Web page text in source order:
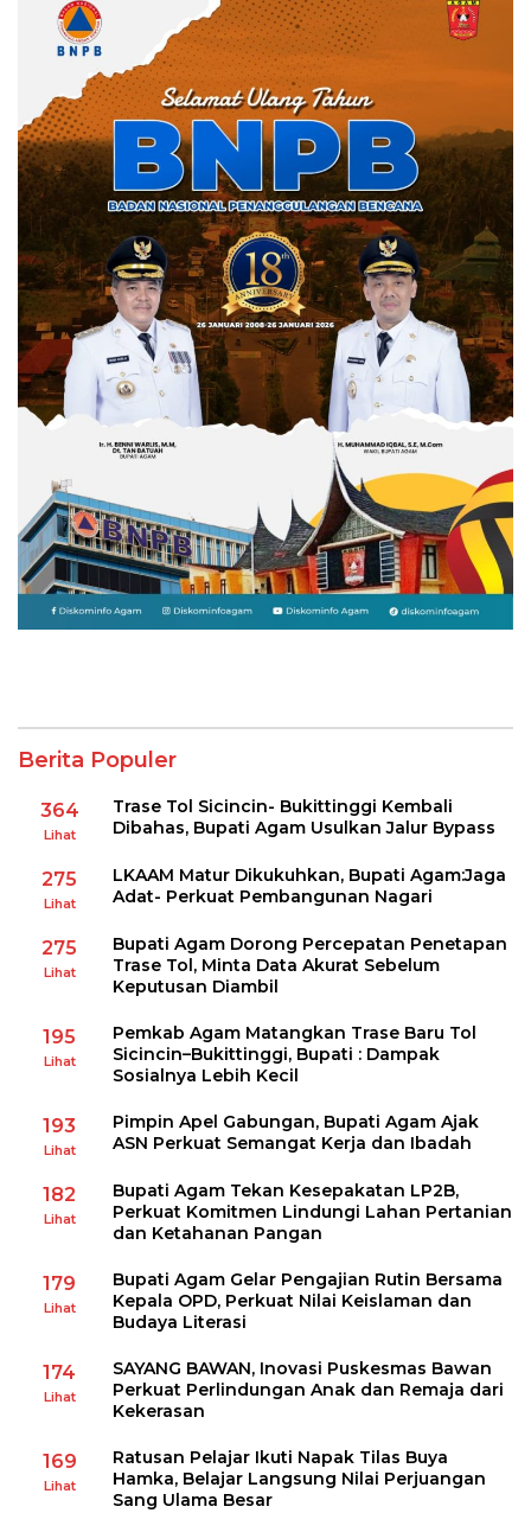
Berita Populer
364
Lihat
Trase Tol Sicincin- Bukittinggi Kembali
Dibahas, Bupati Agam Usulkan Jalur Bypass
275
Lihat
LKAAM Matur Dikukuhkan, Bupati Agam:Jaga
Adat- Perkuat Pembangunan Nagari
275
Lihat
Bupati Agam Dorong Percepatan Penetapan
Trase Tol, Minta Data Akurat Sebelum
Keputusan Diambil
195
Lihat
Pemkab Agam Matangkan Trase Baru Tol
Sicincin–Bukittinggi, Bupati : Dampak
Sosialnya Lebih Kecil
193
Lihat
Pimpin Apel Gabungan, Bupati Agam Ajak
ASN Perkuat Semangat Kerja dan Ibadah
182
Lihat
Bupati Agam Tekan Kesepakatan LP2B,
Perkuat Komitmen Lindungi Lahan Pertanian
dan Ketahanan Pangan
179
Lihat
Bupati Agam Gelar Pengajian Rutin Bersama
Kepala OPD, Perkuat Nilai Keislaman dan
Budaya Literasi
174
Lihat
SAYANG BAWAN, Inovasi Puskesmas Bawan
Perkuat Perlindungan Anak dan Remaja dari
Kekerasan
169
Lihat
Ratusan Pelajar Ikuti Napak Tilas Buya
Hamka, Belajar Langsung Nilai Perjuangan
Sang Ulama Besar